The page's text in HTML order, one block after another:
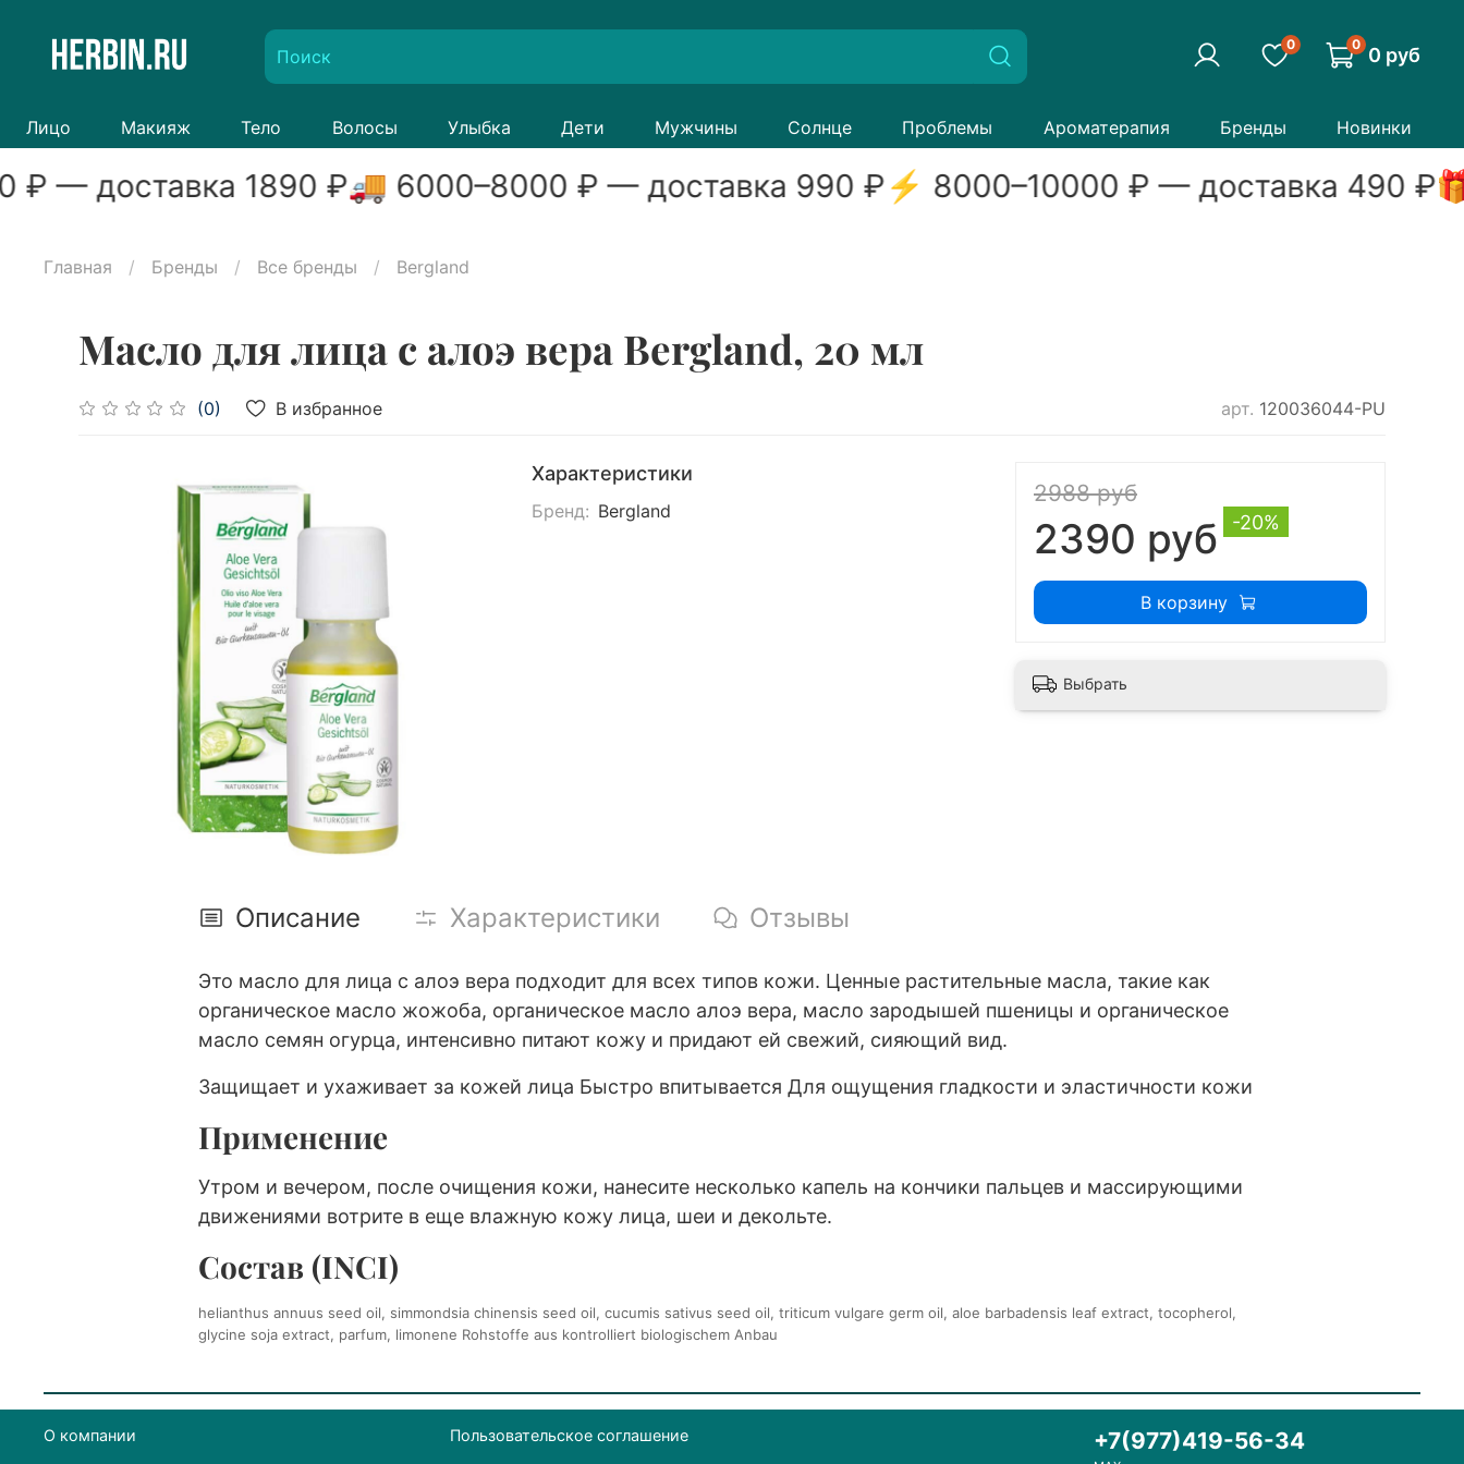
0 0 0 руб
Лицо Макияж Тело Волосы Улыбка Дети Мужчины Солнце Проблемы Ароматерапия Бренды Новинки
₽ — доставка 1890₽🚚 6000–8000₽ — доставка 990₽⚡ 8000–10000₽ — доставка 490₽
Главная Бренды Все бренды Bergland
Масло для лица с алоэ вера Bergland, 20 мл
(0) В избранное арт. 120036044-PU
Характеристики
Бренд: Bergland
2988 руб
2390 руб -20%
В корзину
Выбрать
Описание Характеристики Отзывы
Это масло для лица с алоэ вера подходит для всех типов кожи. Ценные растительные масла, такие как
органическое масло жожоба, органическое масло алоэ вера, масло зародышей пшеницы и органическое
масло семян огурца, интенсивно питают кожу и придают ей свежий, сияющий вид.
Защищает и ухаживает за кожей лица Быстро впитывается Для ощущения гладкости и эластичности кожи
Применение
Утром и вечером, после очищения кожи, нанесите несколько капель на кончики пальцев и массирующими
движениями вотрите в еще влажную кожу лица, шеи и декольте.
Состав (INCI)
helianthus annuus seed oil, simmondsia chinensis seed oil, cucumis sativus seed oil, triticum vulgare germ oil, aloe barbadensis leaf extract, tocopherol,
glycine soja extract, parfum, limonene Rohstoffe aus kontrolliert biologischem Anbau
О компании
Пользовательское соглашение +7(977)419-56-34